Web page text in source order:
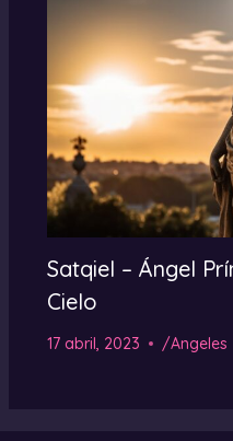
Satqiel – Ángel
Cielo
17 abril, 2023 /Angeles